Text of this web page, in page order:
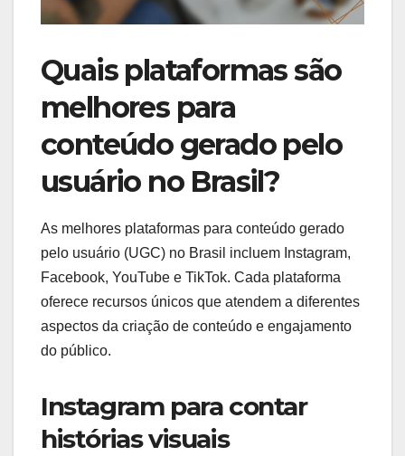
Quais plataformas são
melhores para
conteúdo gerado pelo
usuário no Brasil?
As melhores plataformas para conteúdo gerado
pelo usuário (UGC) no Brasil incluem Instagram,
Facebook, YouTube e TikTok. Cada plataforma
oferece recursos únicos que atendem a diferentes
aspectos da criação de conteúdo e engajamento
do público.
Instagram para contar
histórias visuais